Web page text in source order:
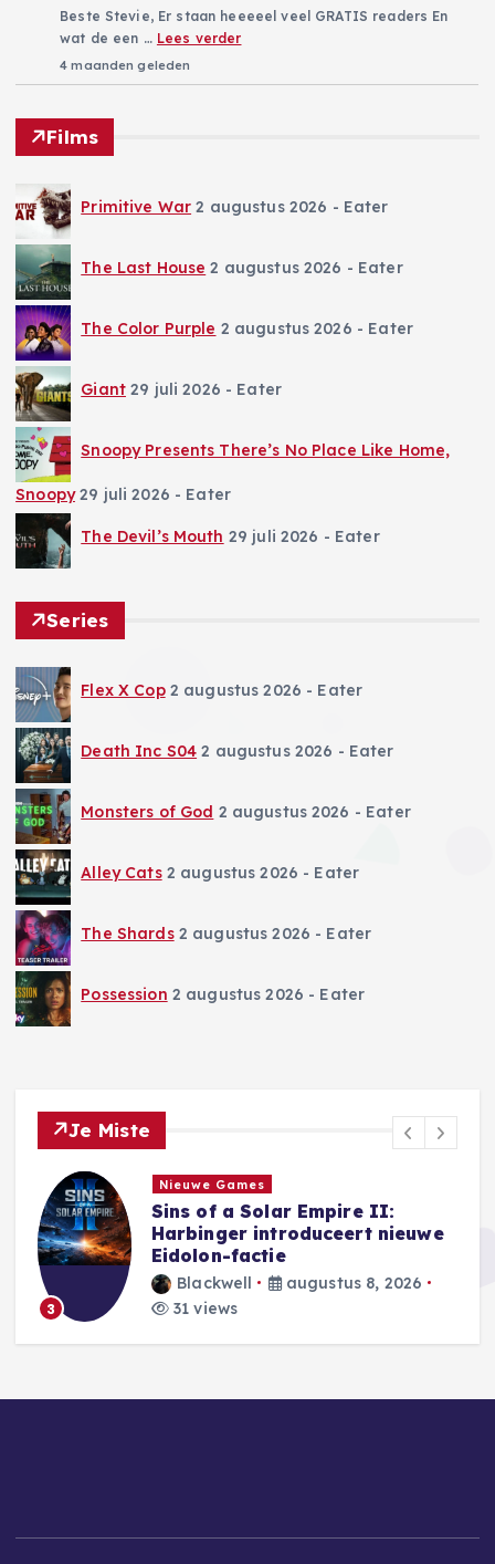
Beste Stevie, Er staan heeeeel veel GRATIS readers En
wat de een … Lees verder
4 maanden geleden
Films
Primitive War 2 augustus 2026 - Eater
The Last House 2 augustus 2026 - Eater
The Color Purple 2 augustus 2026 - Eater
Giant 29 juli 2026 - Eater
Snoopy Presents There’s No Place Like Home,
Snoopy 29 juli 2026 - Eater
The Devil’s Mouth 29 juli 2026 - Eater
Series
Flex X Cop 2 augustus 2026 - Eater
Death Inc S04 2 augustus 2026 - Eater
Monsters of God 2 augustus 2026 - Eater
Alley Cats 2 augustus 2026 - Eater
The Shards 2 augustus 2026 - Eater
Possession 2 augustus 2026 - Eater
Je Miste
3
Nieuwe Games
Sins of a Solar Empire II:
Harbinger introduceert nieuwe
Eidolon-factie
Blackwell
augustus 8, 2026
31 views